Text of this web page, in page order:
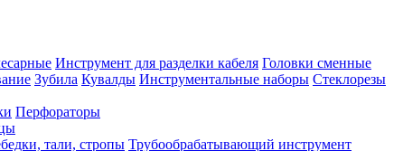
Инструмент для разделки кабеля Головки сменные
Зубила Кувалды Инструментальные наборы Стеклорезы
Перфораторы
тали, стропы Трубообрабатывающий инструмент